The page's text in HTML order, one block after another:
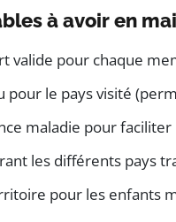
à avoir en
valide pour chaque
pour le pays visité
maladie pour faciliter
les différents pays
pour les enfants